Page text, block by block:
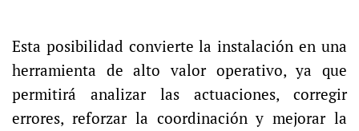
Esta posibilidad convierte la instalación en una
herramienta de alto valor operativo, ya que
permitirá analizar las actuaciones, corregir
errores, reforzar la coordinación y mejorar la